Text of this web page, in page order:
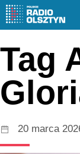
Tag
20 marca